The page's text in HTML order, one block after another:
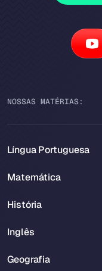
NOSSAS MATÉRIAS:
Língua Portuguesa
Matemática
História
Inglês
Geografia